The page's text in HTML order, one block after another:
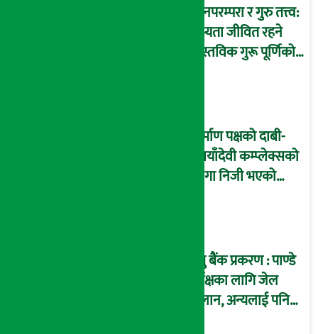
ज्ञानपरम्परा र गुरु तत्त्व:
सभ्यता जीवित रहने
वास्तविक गुरू पूर्णिको
निर्माण पक्षको दाबी-
‘छायाँदेवी कम्प्लेक्सको
जग्गा निजी भएको
प्रभु बैंक प्रकरण : पाण्डे
पूर्पक्षका लागि जेल
चलान, अन्यलाई पनि